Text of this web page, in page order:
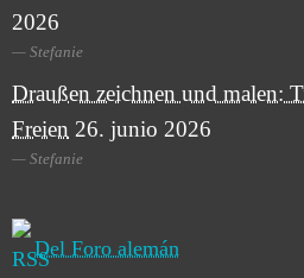
2026
Stefanie
Draußen zeichnen und malen:
Freien 26. junio 2026
Stefanie
Del Foro alemán